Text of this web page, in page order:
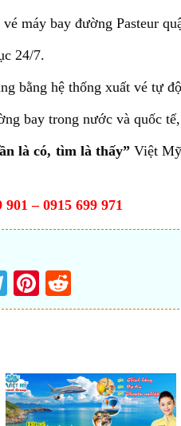
máy bay đường Pasteur
24/7.
bằng hệ thống xuất vé tự
bay trong nước và quốc
là có, tìm là thấy”Việt Mỹ
901 – 0915 699 971
Telegram
Pinterest